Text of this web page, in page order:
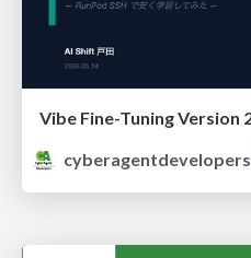
cyberagentdevelopers